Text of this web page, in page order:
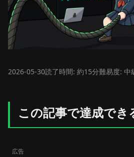
2026-05-30読了時間: 約15分難易度: 中
この記事で達成でき